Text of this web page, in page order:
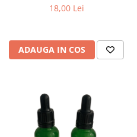
18,00 Lei
ADAUGA IN COS